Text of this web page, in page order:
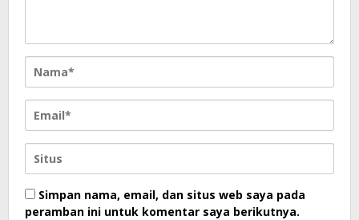
Simpan nama, email, dan situs web saya pada
peramban ini untuk komentar saya berikutnya.